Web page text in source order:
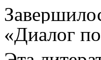
«Диалог